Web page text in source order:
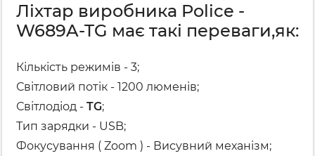
Ліхтар виробника Police -
W689A-TG має такі переваги,як:
Кількість режимів - 3;
Світловий потік - 1200 люменів;
Світлодіод - TG;
Тип зарядки - USB;
Фокусування ( Zoom ) - Висувний механізм;